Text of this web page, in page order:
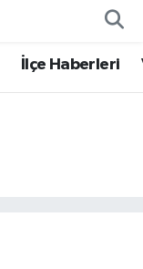
İlçe Haberleri